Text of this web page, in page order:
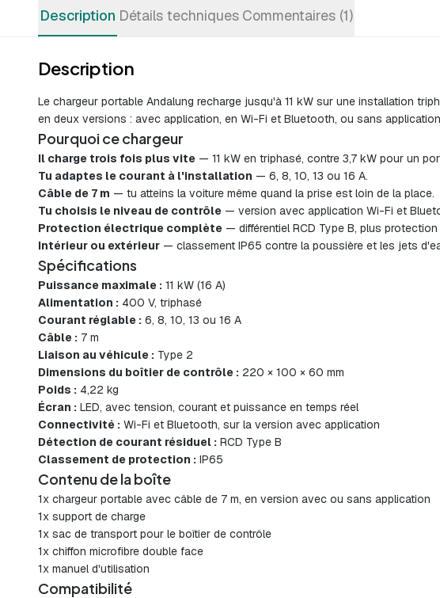
Description Détails techniques Commentaires (1)
Description
Le chargeur portable Andalung recharge jusqu'à 11 kW sur une installation
en deux versions : avec application, en Wi-Fi et Bluetooth, ou sans
Pourquoi ce chargeur
Il charge trois fois plus vite — 11 kW en triphasé, contre 3,7 kW pour un
Tu adaptes le courant à l'installation — 6, 8, 10, 13 ou 16 A.
Câble de 7 m — tu atteins la voiture même quand la prise est loin de la place.
Tu choisis le niveau de contrôle — version avec application Wi-Fi et
Protection électrique complète — différentiel RCD Type B, plus
Intérieur ou extérieur — classement IP65 contre la poussière et les jets
Spécifications
Puissance maximale : 11 kW (16 A)
Alimentation : 400 V, triphasé
Courant réglable : 6, 8, 10, 13 ou 16 A
Câble : 7 m
Liaison au véhicule : Type 2
Dimensions du boîtier de contrôle : 220 × 100 × 60 mm
Poids : 4,22 kg
Écran : LED, avec tension, courant et puissance en temps réel
Connectivité : Wi-Fi et Bluetooth, sur la version avec application
Détection de courant résiduel : RCD Type B
Classement de protection : IP65
Contenu de la boîte
1x chargeur portable avec câble de 7 m, en version avec ou sans application
1x support de charge
1x sac de transport pour le boîtier de contrôle
1x chiffon microfibre double face
1x manuel d'utilisation
Compatibilité